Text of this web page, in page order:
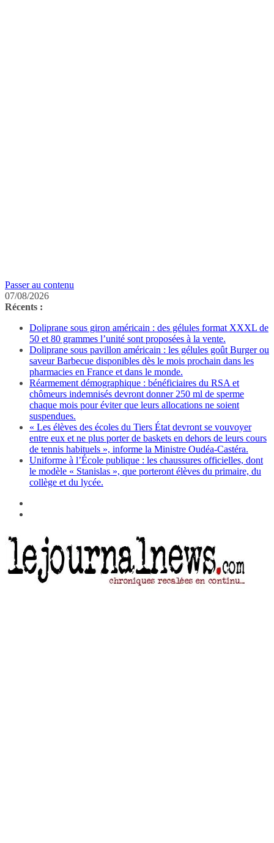
Passer au contenu
07/08/2026
Récents :
Doliprane sous giron américain : des gélules format XXXL de
50 et 80 grammes l’unité sont proposées à la vente.
Doliprane sous pavillon américain : les gélules goût Burger ou
saveur Barbecue disponibles dès le mois prochain dans les
pharmacies en France et dans le monde.
Réarmement démographique : bénéficiaires du RSA et
chômeurs indemnisés devront donner 250 ml de sperme
chaque mois pour éviter que leurs allocations ne soient
suspendues.
« Les élèves des écoles du Tiers État devront se vouvoyer
entre eux et ne plus porter de baskets en dehors de leurs cours
de tennis habituels », informe la Ministre Oudéa-Castéra.
Uniforme à l’École publique : les chaussures officielles, dont
le modèle « Stanislas », que porteront élèves du primaire, du
collège et du lycée.